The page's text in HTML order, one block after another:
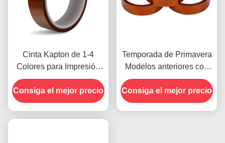
Cinta Kapton de 1-4
Colores para Impresión
en la Cara Delantera
Consiga el mejor precio
Temporada de Primavera
Modelos anteriores con
Resistencia a la
Humedad y Resistencia
al Despegue de
Consiga el mejor precio